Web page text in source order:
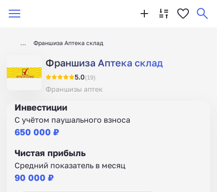
Франшиза Аптека склад
Франшиза Аптека склад
5.0(19)
Франшизы аптек
Инвестиции
С учётом паушального взноса
650 000 ₽
Чистая прибыль
Средний показатель в месяц
90 000 ₽